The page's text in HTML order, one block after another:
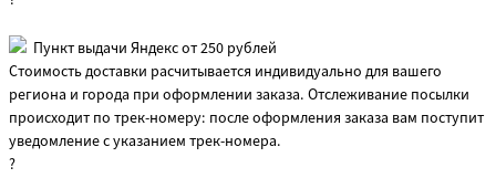
Пункт выдачи Яндекс от 250 рублей
Стоимость доставки расчитывается индивидуально для вашего
региона и города при оформлении заказа. Отслеживание посылки
происходит по трек-номеру: после оформления заказа вам поступит
уведомление с указанием трек-номера.
?